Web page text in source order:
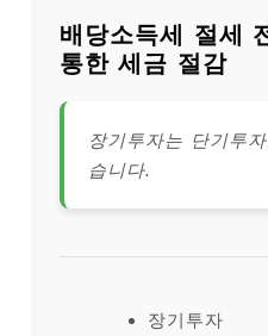
배당소득세 절세
통한 세금 절감
장기투자는 단기투
습니다.
장기투자